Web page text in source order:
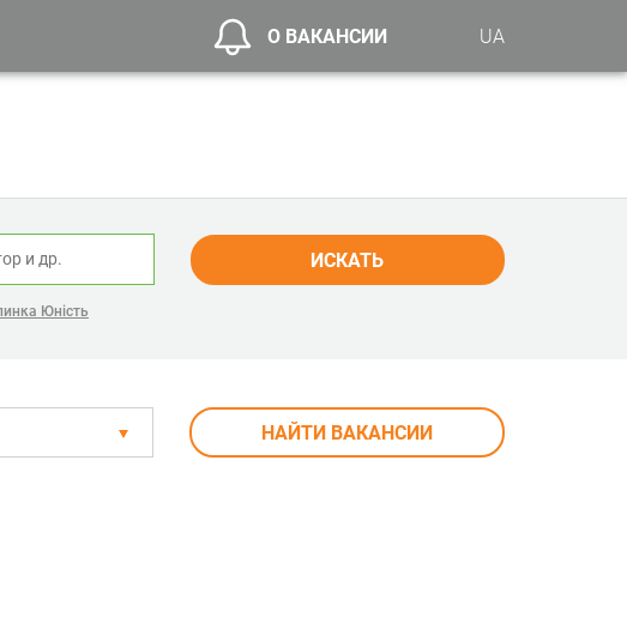
О ВАКАНСИИ UA
ИСКАТЬ
Юність
НАЙТИ ВАКАНСИИ